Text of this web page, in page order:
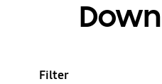
Filter